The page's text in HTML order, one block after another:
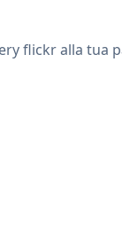
flickr alla tua